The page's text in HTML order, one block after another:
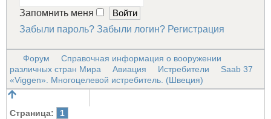
Запомнить меня
Забыли пароль? Забыли логин? Регистрация
Форум
Справочная информация о вооружении
различных стран Мира
Авиация Истребители
Saab 37
«Viggen». Многоцелевой истребитель. (Швеция)
Страница: 1